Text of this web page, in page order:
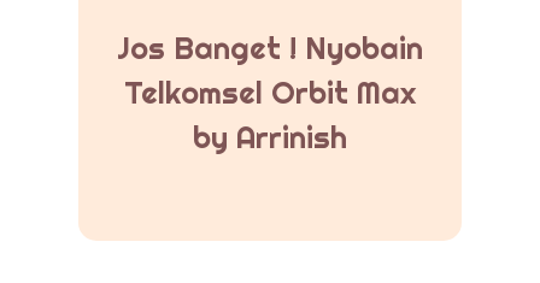
Jos Banget ! Nyobain
Telkomsel Orbit Max
by Arrinish